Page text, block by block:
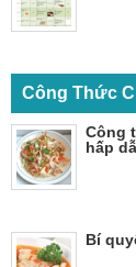
Công Thức
Công
hấp
Bí